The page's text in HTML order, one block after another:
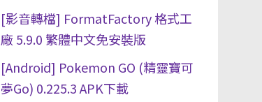
[影音轉檔] FormatFactory 格式工
廠 5.9.0 繁體中文免安裝版
[Android] Pokemon GO (精靈寶可
夢Go) 0.225.3 APK下載